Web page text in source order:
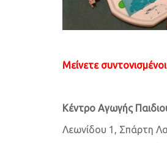
Μείνετε
Κέντρο Αγωγής
Λεωνίδου 1, Σπάρτη